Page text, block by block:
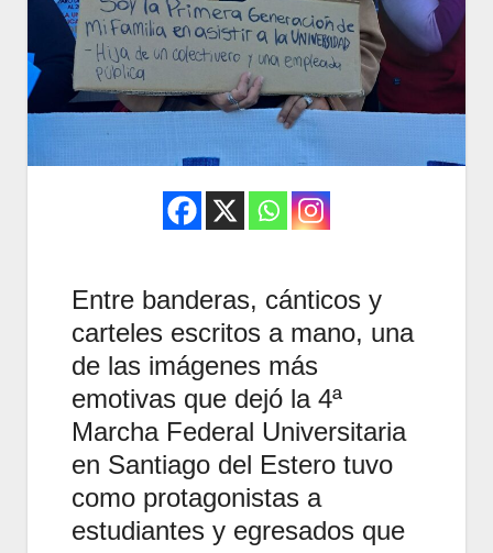
Entre banderas, cánticos y
carteles escritos a mano, una
de las imágenes más
emotivas que dejó la 4ª
Marcha Federal Universitaria
en Santiago del Estero tuvo
como protagonistas a
estudiantes y egresados que